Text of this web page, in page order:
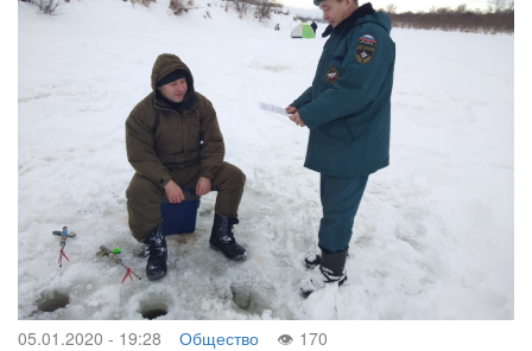
05.01.2020 - 19:28 Общество
170